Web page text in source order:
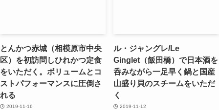
とんかつ赤城（相模原市中央
区）を初訪問しひれかつ定食
をいただく。ボリュームとコ
ストパフォーマンスに圧倒さ
れる
2019-11-16
ル・ジャングレ/Le
Ginglet（飯田橋）で日本酒を
呑みながら一足早く鍋と国産
山盛り貝のスチームをいただ
く
2019-11-12